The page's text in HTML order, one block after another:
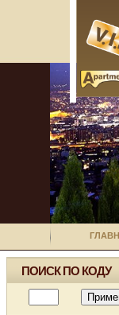
ПОИСК ПО КОДУ